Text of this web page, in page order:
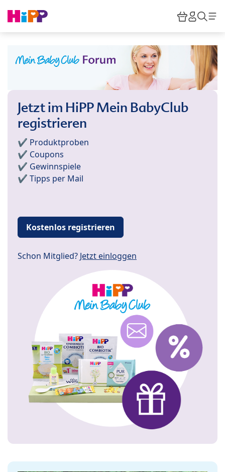
HiPP
Jetzt im HiPP Mein BabyClub
registrieren
✔️ Produktproben
✔️ Coupons
✔️ Gewinnspiele
✔️ Tipps per Mail
Kostenlos registrieren
Schon Mitglied? Jetzt einloggen